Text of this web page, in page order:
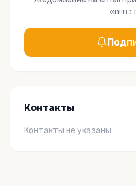
«בחיים
Контакты
Контакты не указаны